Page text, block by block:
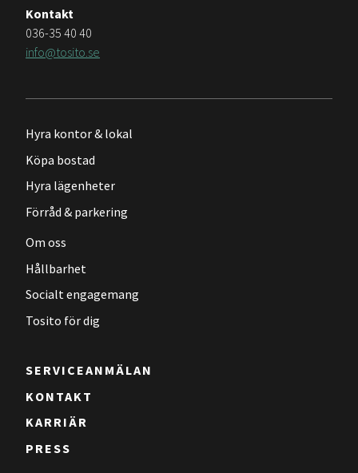
Kontakt
036-35 40 40
info@tosito.se
Hyra kontor & lokal
Köpa bostad
Hyra lägenheter
Förråd & parkering
Om oss
Hållbarhet
Socialt engagemang
Tosito för dig
SERVICEANMÄLAN
KONTAKT
KARRIÄR
PRESS